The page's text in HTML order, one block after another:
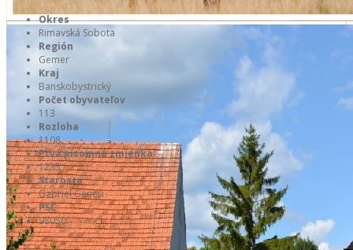
Okres
Rimavská Sobota
Región
Gemer
Kraj
Banskobystrický
Počet obyvateľov
113
Rozloha
1108
Prvá písomná zmienka
1235
Starosta
Gabriel Gencsi
PSČ
98050